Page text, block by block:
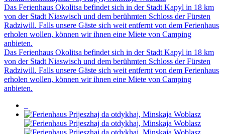
Das Ferienhaus Okolitsa befindet sich in der Stadt Kapyl in 18 km
von der Stadt Niaswisch und dem berühmten Schloss der Fürsten
Radziwill. Falls unsere Gäste sich weit entfernt von dem Ferienhaus
erholen wollen, können wir ihnen eine Miete von Camping
anbieten.
Das Ferienhaus Okolitsa befindet sich in der Stadt Kapyl in 18 km
von der Stadt Niaswisch und dem berühmten Schloss der Fürsten
Radziwill. Falls unsere Gäste sich weit entfernt von dem Ferienhaus
erholen wollen, können wir ihnen eine Miete von Camping
anbieten.